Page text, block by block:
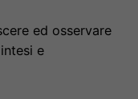
ed osservare
e